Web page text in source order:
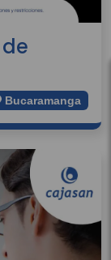
Bucaramanga